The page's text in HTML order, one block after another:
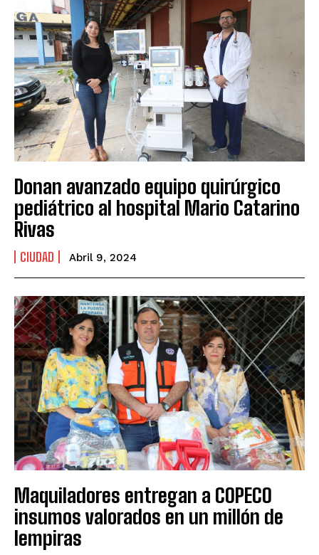
Donan avanzado equipo quirúrgico
pediátrico al hospital Mario Catarino
Rivas
CIUDAD Abril 9, 2024
Maquiladores entregan a COPECO
insumos valorados en un millón de
lempiras